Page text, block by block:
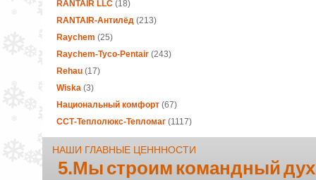
RANTAIR LLC(18)
RANTAIR-Антилёд(213)
Raychem (25)
Raychem-Tyco-Pentair (243)
Rehau(17)
Wiska(3)
Национальный комфорт(67)
ССТ-Теплолюкс-Тепломаг(1117)
НАШИ ГЛАВНЫЕ ЦЕНННОСТИ
5.Мы строим командный